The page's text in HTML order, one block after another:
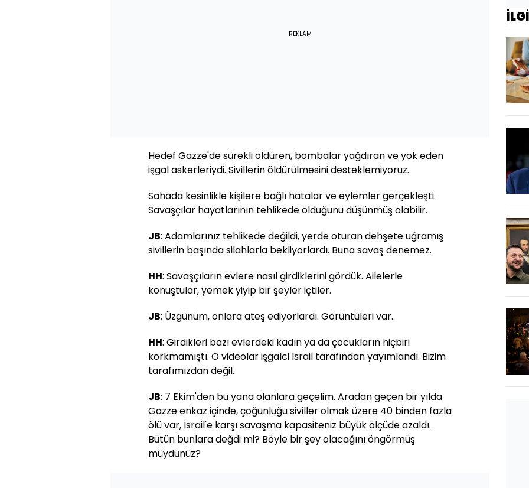
REKLAM
Hedef Gazze'de sürekli öldüren, bombalar yağdıran ve yok eden
işgal askerleriydi. Sivillerin öldürülmesini desteklemiyoruz.
Sahada kesinlikle kişilere bağlı hatalar ve eylemler gerçekleşti.
Savaşçılar hayatlarının tehlikede olduğunu düşünmüş olabilir.
JB: Adamlarınız tehlikede değildi, yerde oturan dehşete uğramış
sivillerin başında silahlarla bekliyorlardı. Buna savaş denemez.
HH: Savaşçıların evlere nasıl girdiklerini gördük. Ailelerle
konuştular, yemek yiyip bir şeyler içtiler.
JB: Üzgünüm, onlara ateş ediyorlardı. Görüntüleri var.
HH: Girdikleri bazı evlerdeki kadın ya da çocukların hiçbiri
korkmamıştı. O videolar işgalci İsrail tarafından yayımlandı. Bizim
tarafımızdan değil.
JB: 7 Ekim'den bu yana olanlara geçelim. Aradan geçen bir yılda
Gazze enkaz içinde, çoğunluğu siviller olmak üzere 40 binden fazla
ölü var, İsrail'e karşı savaşma kapasiteniz büyük ölçüde azaldı.
Bütün bunlara değdi mi? Böyle bir şey olacağını öngörmüş
müydünüz?